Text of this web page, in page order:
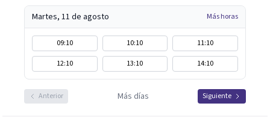
Martes, 11 de agosto Más horas
09:10 10:10
11:10
12:10
13:10 14:10
Anterior Más días Siguiente